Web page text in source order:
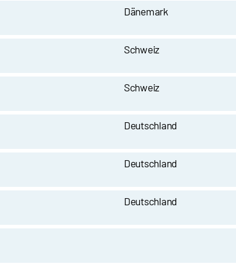
Dänemark
Schweiz
Schweiz
Deutschland
Deutschland
Deutschland